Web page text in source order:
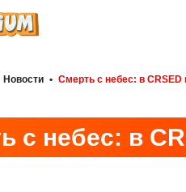
Новости • Смерть с небес: в
с небес: в